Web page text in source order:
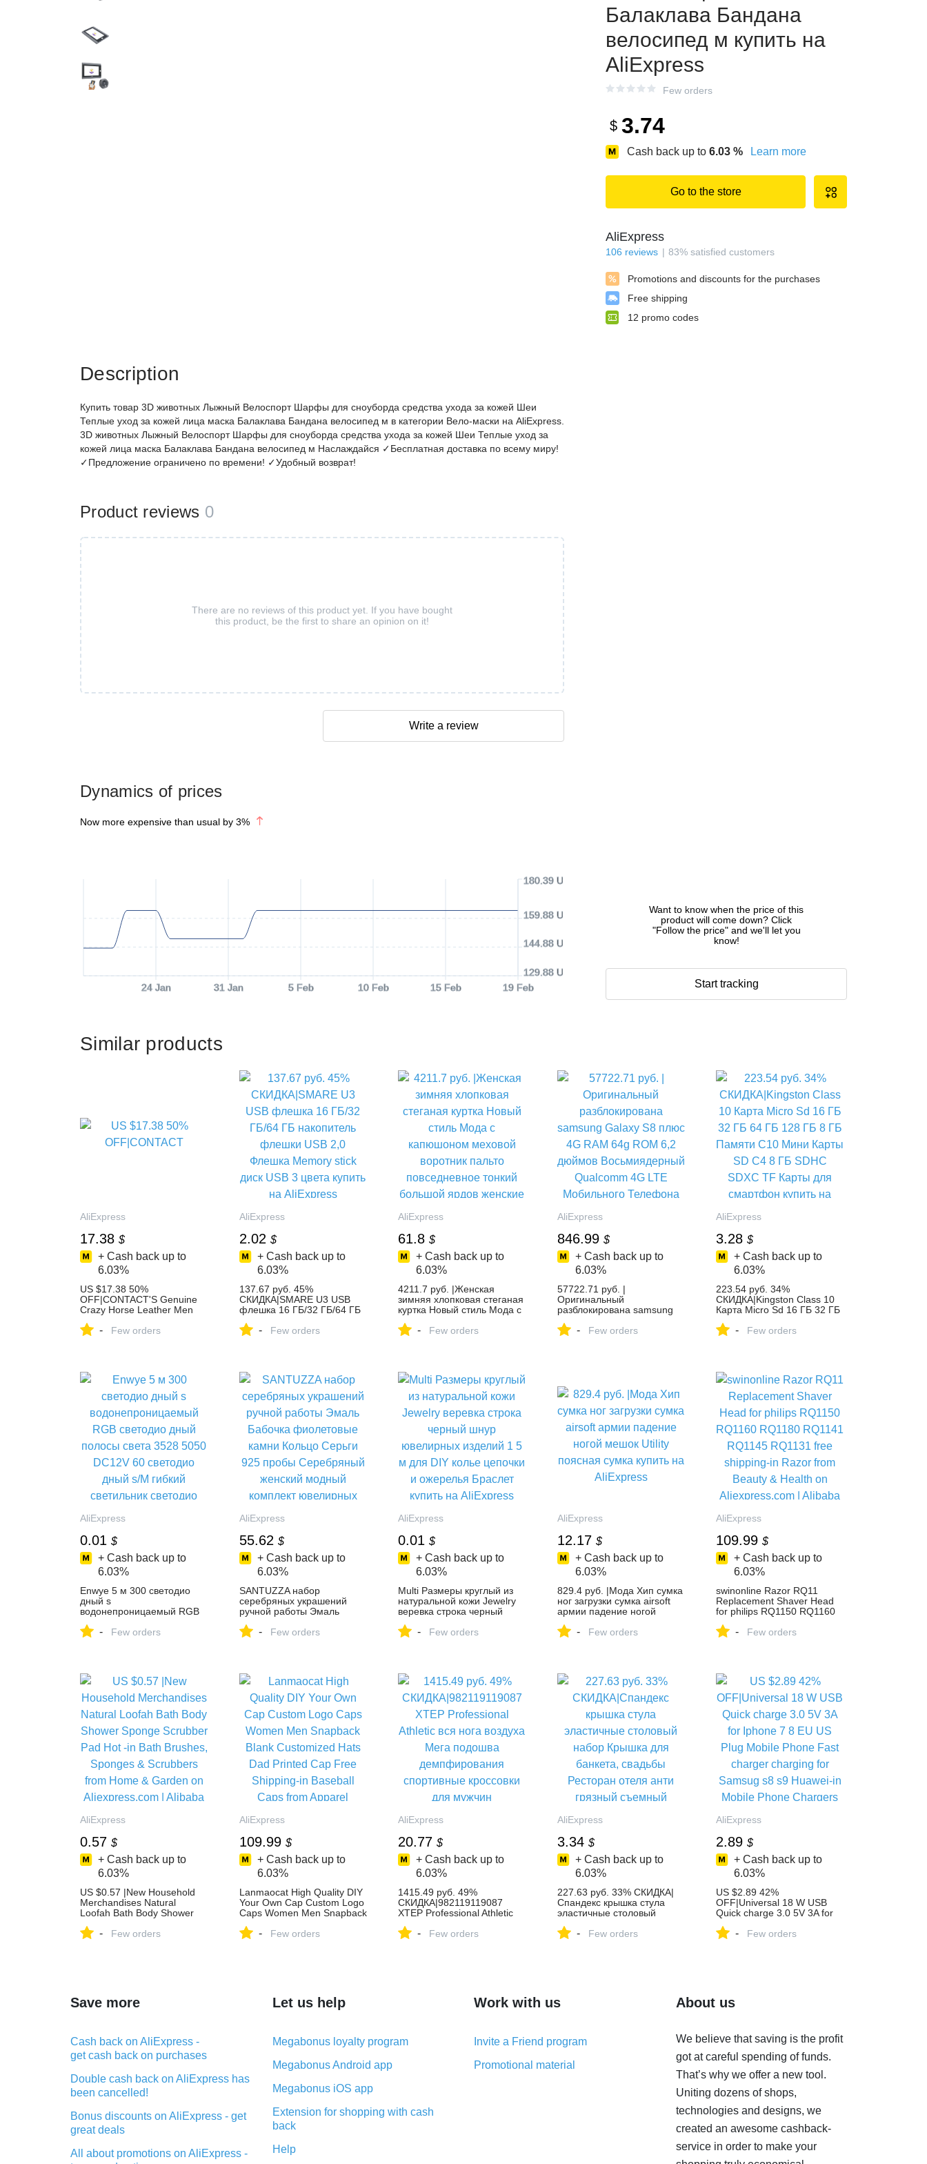
Балаклава Бандана
велосипед м купить на
AliExpress
Few orders
$ 3.74
Cash back up to 6.03 % Learn more
Go to the store
AliExpress
106 reviews 83% satisfied customers
Promotions and discounts for the purchases
Free shipping
12 promo codes
Dynamics of prices
Now more expensive than usual by 3%
24 Jan 31 Jan 5 Feb 10 Feb 15 Feb 19 Feb
129.88 USD
144.88 USD
159.88 USD
180.39 USD
Want to know when the price of this
product will come down? Click
"Follow the price" and we'll let you
know!
Start tracking
Description
Купить товар 3D животных Лыжный Велоспорт Шарфы для сноуборда средства ухода за кожей Шеи
Теплые уход за кожей лица маска Балаклава Бандана велосипед м в категории Вело-маски на AliExpress.
3D животных Лыжный Велоспорт Шарфы для сноуборда средства ухода за кожей Шеи Теплые уход за
кожей лица маска Балаклава Бандана велосипед м Наслаждайся ✓Бесплатная доставка по всему миру!
✓Предложение ограничено по времени! ✓Удобный возврат!
Product reviews 0
There are no reviews of this product yet. If you have bought
this product, be the first to share an opinion on it!
Write a review
Similar products
AliExpress
17.38 $
+ Cash back up to
6.03%
US $17.38 50%
OFF|CONTACT'S Genuine
Crazy Horse Leather Men
Zip Coin Pocket Purse
Aliexpress.com | Alibaba
Group
- Few orders
AliExpress
2.02 $
+ Cash back up to
6.03%
137.67 руб. 45%
СКИДКА|SMARE U3 USB
флешка 16 ГБ/32 ГБ/64 ГБ
2,0 Флешка Memory stick
- Few orders
AliExpress
61.8 $
+ Cash back up to
6.03%
4211.7 руб. |Женская
зимняя хлопковая стеганая
куртка Новый стиль Мода с
воротник пальто
купить на AliExpress
- Few orders
AliExpress
846.99 $
+ Cash back up to
6.03%
57722.71 руб. |
Оригинальный
разблокирована samsung
64g ROM 6,2 дюймов
- Few orders
AliExpress
3.28 $
+ Cash back up to
6.03%
223.54 руб. 34%
СКИДКА|Kingston Class 10
Карта Micro Sd 16 ГБ 32 ГБ
C10 Мини Карты SD C4 8
- Few orders
AliExpress
0.01 $
+ Cash back up to
6.03%
Enwye 5 м 300 светодио
дный s
водонепроницаемый RGB
света 3528 5050 DC12V 60
лампа купить на AliExpress
- Few orders
AliExpress
55.62 $
+ Cash back up to
6.03%
SANTUZZA набор
серебряных украшений
ручной работы Эмаль
Кольцо Серьги 925 пробы
на AliExpress
- Few orders
AliExpress
0.01 $
+ Cash back up to
6.03%
Multi Размеры круглый из
натуральной кожи Jewelry
веревка строка черный
5 м для DIY колье цепочки
- Few orders
AliExpress
12.17 $
+ Cash back up to
6.03%
829.4 руб. |Мода Хип сумка
ног загрузки сумка airsoft
армии падение ногой
купить на AliExpress
- Few orders
AliExpress
109.99 $
+ Cash back up to
6.03%
swinonline Razor RQ11
Replacement Shaver Head
for philips RQ1150 RQ1160
RQ1131 free shipping-in
- Few orders
AliExpress
0.57 $
+ Cash back up to
6.03%
US $0.57 |New Household
Merchandises Natural
Loofah Bath Body Shower
in Bath Brushes, Sponges &
- Few orders
AliExpress
109.99 $
+ Cash back up to
6.03%
Lanmaocat High Quality DIY
Your Own Cap Custom Logo
Caps Women Men Snapback
Printed Cap Free Shipping-in
- Few orders
AliExpress
20.77 $
+ Cash back up to
6.03%
1415.49 руб. 49%
СКИДКА|982119119087
XTEP Professional Athletic
подошва демпфирования
- Few orders
AliExpress
3.34 $
+ Cash back up to
6.03%
227.63 руб. 33% СКИДКА|
Спандекс крышка стула
эластичные столовый
свадьбы Ресторан отеля
- Few orders
AliExpress
2.89 $
+ Cash back up to
6.03%
US $2.89 42%
OFF|Universal 18 W USB
Quick charge 3.0 5V 3A for
Mobile Phone Fast charger
- Few orders
Save more
Cash back on AliExpress -
get cash back on purchases
Double cash back on AliExpress has
been cancelled!
Bonus discounts on AliExpress - get
great deals
All about promotions on AliExpress -
Let us help
Megabonus loyalty program
Megabonus Android app
Megabonus iOS app
Extension for shopping with cash
back
Help
Work with us
Invite a Friend program
Promotional material
About us
We believe that saving is the profit
got at careful spending of funds.
That’s why we offer a new tool.
Uniting dozens of shops,
technologies and designs, we
created an awesome cashback-
service in order to make your